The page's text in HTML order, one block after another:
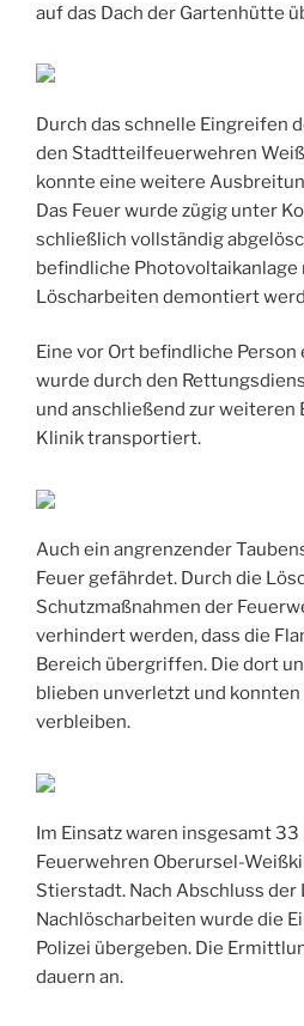
auf das Dach der Gartenhütte
Durch das schnelle Eingreifen
den Stadtteilfeuerwehren
konnte eine weitere
Das Feuer wurde zügig unter
schließlich vollständig
befindliche Photovoltaikanlage
Löscharbeiten demontiert
Eine vor Ort befindliche
wurde durch den
und anschließend zur weiteren
Klinik transportiert.
Auch ein angrenzender
Feuer gefährdet. Durch die
Schutzmaßnahmen der
verhindert werden, dass die
Bereich übergriffen. Die dort
blieben unverletzt und
verbleiben.
Im Einsatz waren insgesamt
Feuerwehren Oberursel-
Stierstadt. Nach Abschluss der
Nachlöscharbeiten wurde die
Polizei übergeben. Die
dauern an.